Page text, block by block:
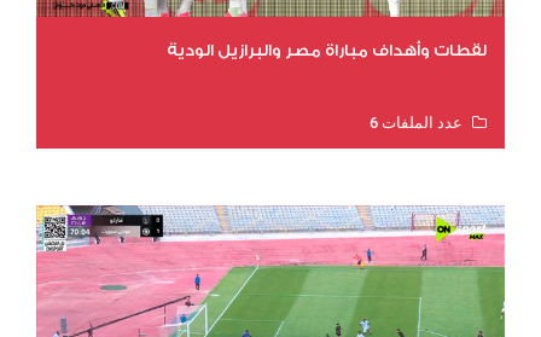
لقطات وأهداف مباراة مصر والبرازيل الودية
عدد الملفات 6